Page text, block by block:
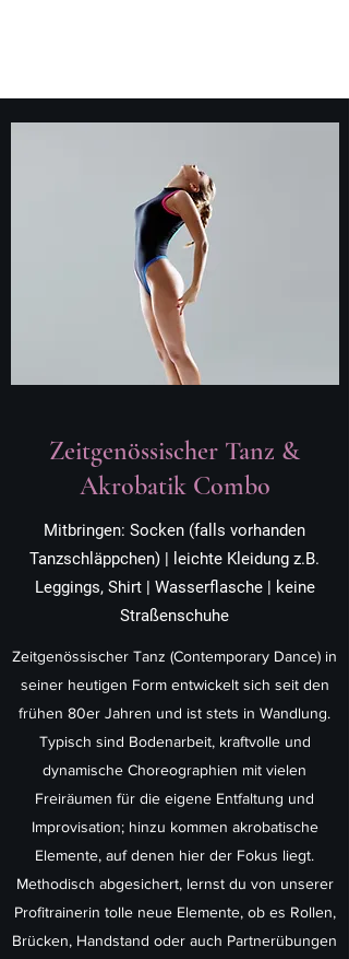
Zeitgenössischer Tanz &
Akrobatik Combo
Mitbringen: Socken (falls vorhanden
Tanzschläppchen) | leichte Kleidung z.B.
Leggings, Shirt| Wasserflasche| keine
Straßenschuhe
Zeitgenössischer Tanz (Contemporary Dance) in
seiner heutigen Form entwickelt sich seit den
frühen 80er Jahren und ist stets in Wandlung.
Typisch sind Bodenarbeit, kraftvolle und
dynamische Choreographien mit vielen
Freiräumen für die eigene Entfaltung und
Improvisation; hinzu kommen akrobatische
Elemente, auf denen hier der Fokus liegt.
Methodisch abgesichert, lernst du von unserer
Profitrainerin tolle neue Elemente, ob es Rollen,
Brücken, Handstand oder auch Partnerübungen